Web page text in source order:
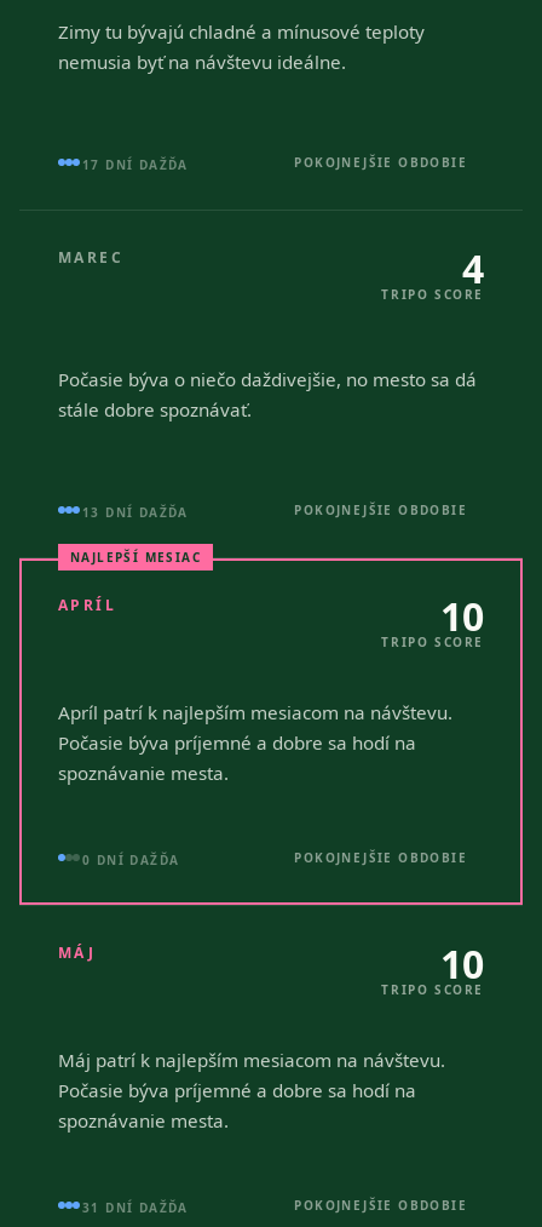
Zimy tu bývajú chladné a mínusové teploty
nemusia byť na návštevu ideálne.
17 DNÍ DAŽĎA POKOJNEJŠIE OBDOBIE
MAREC 4
TRIPO SCORE
Počasie býva o niečo daždivejšie, no mesto sa dá
stále dobre spoznávať.
13 DNÍ DAŽĎA POKOJNEJŠIE OBDOBIE
NAJLEPŠÍ MESIAC
APRÍL 10
TRIPO SCORE
Apríl patrí k najlepším mesiacom na návštevu.
Počasie býva príjemné a dobre sa hodí na
spoznávanie mesta.
0 DNÍ DAŽĎA POKOJNEJŠIE OBDOBIE
MÁJ 10
TRIPO SCORE
Máj patrí k najlepším mesiacom na návštevu.
Počasie býva príjemné a dobre sa hodí na
spoznávanie mesta.
31 DNÍ DAŽĎA POKOJNEJŠIE OBDOBIE